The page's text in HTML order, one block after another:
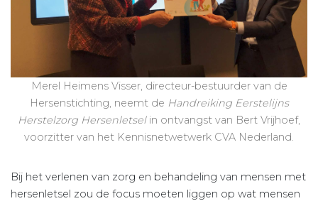
Merel Heimens Visser, directeur-bestuurder van de
Hersenstichting, neemt de Handreiking Eerstelijns
Herstelzorg Hersenletselin ontvangst van Bert Vrijhoef,
voorzitter van het Kennisnetwetwerk CVA Nederland.
Bij het verlenen van zorg en behandeling van mensen met
hersenletsel zou de focus moeten liggen op wat mensen